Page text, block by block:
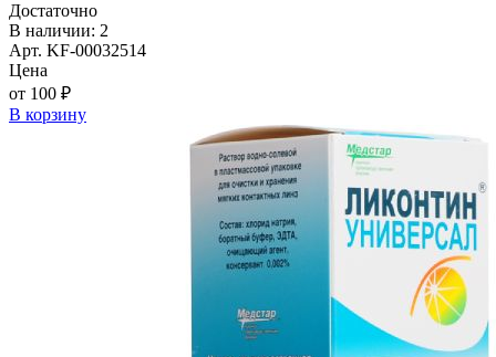
Достаточно
В наличии: 2
Арт. KF-00032514
Цена
от 100 ₽
В корзину